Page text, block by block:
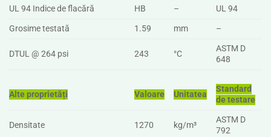
UL 94 Indice de flacără
HB –
UL 94
Grosime testată
1.59 mm –
DTUL @ 264 psi 243 °C
ASTM D
648
Alte proprietăți Valoare Unitatea
Standard
de testare
Densitate 1270 kg/m³
ASTM D
792